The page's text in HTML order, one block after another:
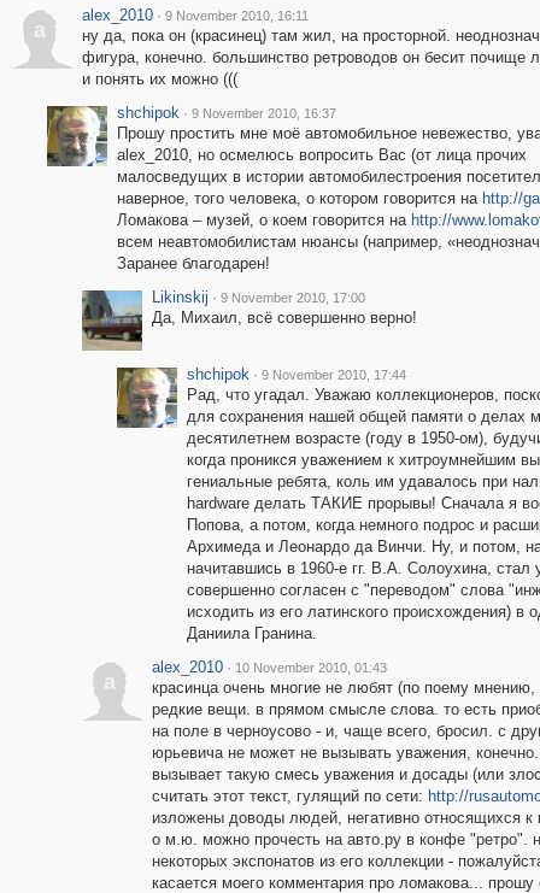
a
alex_2010 · 9 November 2010, 16:11
ну да, пока он (красинец) там жил, на просторной.
фигура, конечно. большинство ретроводов он бесит почище
и понять их можно (((
shchipok · 9 November 2010, 16:37
Прошу простить мне моё автомобильное невежество,
alex_2010, но осмелюсь вопросить Вас (от лица прочих
малосведущих в истории автомобилестроения
наверное, того человека, о котором говорится на http://
Ломакова – музей, о коем говорится на http://
всем неавтомобилистам нюансы (например,
Заранее благодарен!
Likinskij · 9 November 2010, 17:00
Да, Михаил, всё совершенно верно!
shchipok · 9 November 2010, 17:44
Рад, что угадал. Уважаю коллекционеров,
для сохранения нашей общей памяти о делах
десятилетнем возрасте (году в 1950-ом),
когда проникся уважением к хитроумнейшим
гениальные ребята, коль им удавалось при
hardware делать ТАКИЕ прорывы! Сначала я
Попова, а потом, когда немного подрос и
Архимеда и Леонардо да Винчи. Ну, и потом,
начитавшись в 1960-е гг. В.А. Солоухина, стал
совершенно согласен с "переводом" слова
исходить из его латинского происхождения) в
Даниила Гранина.
a
alex_2010 · 10 November 2010, 01:43
красинца очень многие не любят (по поему мнению,
редкие вещи. в прямом смысле слова. то есть
на поле в черноусово - и, чаще всего, бросил. с
юрьевича не может не вызывать уважения,
вызывает такую смесь уважения и досады (или
считать этот текст, гулящий по сети: http://
изложены доводы людей, негативно относящихся
о м.ю. можно прочесть на авто.ру в конфе
некоторых экспонатов из его коллекции -
касается моего комментария про ломакова... прошу